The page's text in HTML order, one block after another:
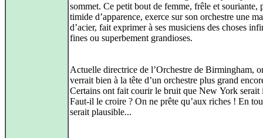
sommet. Ce petit bout de femme, frêle et souriante,
timide d’apparence, exerce sur son orchestre une
d’acier, fait exprimer à ses musiciens des choses
fines ou superbement grandioses.
Actuelle directrice de l’Orchestre de Birmingham,
verrait bien à la tête d’un orchestre plus grand
Certains ont fait courir le bruit que New York serait
Faut‑il le croire ? On ne prête qu’aux riches ! En
serait plausible...